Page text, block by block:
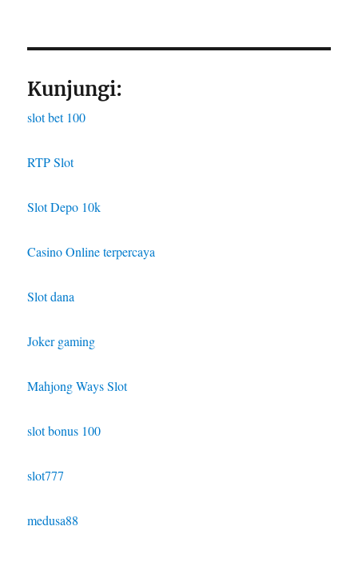
Kunjungi:
slot bet 100
RTP Slot
Slot Depo 10k
Casino Online terpercaya
Slot dana
Joker gaming
Mahjong Ways Slot
slot bonus 100
slot777
medusa88